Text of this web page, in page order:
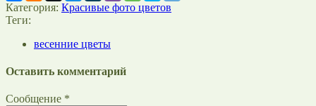
Категория: Красивые фото цветов
Теги:
весенние цветы
Оставить комментарий
Сообщение *